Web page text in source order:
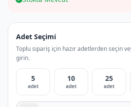
Adet Seçimi
Toplu sipariş için hazır adetlerden seçin
girin.
5
adet
10
adet
25
adet